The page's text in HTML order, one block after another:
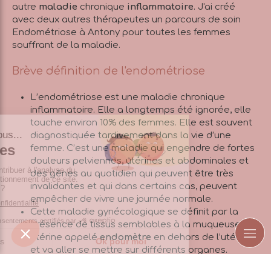
autre maladie chronique inflammatoire. J'ai créé
avec deux autres thérapeutes un parcours de soin
Endométriose à Antony pour toutes les femmes
souffrant de la maladie.
Brève définition de l'endométriose
L’endométriose est une maladie chronique
inflammatoire. Elle a longtemps été ignorée, elle
touche environ 10% des femmes. Elle est souvent
diagnostiquée tardivement dans la vie d’une
femme. C’est une maladie qui engendre de fortes
douleurs pelviennes, utérines et abdominales et
des gênes au quotidien qui peuvent être très
invalidantes et qui dans certains cas, peuvent
empêcher de vivre une journée normale.
Cette maladie gynécologique se définit par la
présence de tissus semblables à la muqueuse
utérine appeléendomètre en dehors de l’utérus
et va aller se mettre sur différents organes.